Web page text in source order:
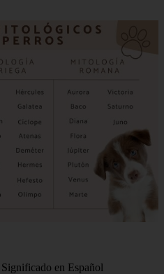
en Español